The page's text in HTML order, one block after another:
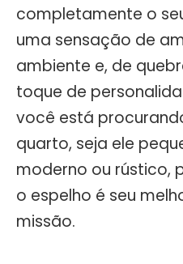
completamente o
uma sensação de
ambiente e, de
toque de
você está
quarto, seja ele
moderno ou rústico,
o espelho é seu
missão.